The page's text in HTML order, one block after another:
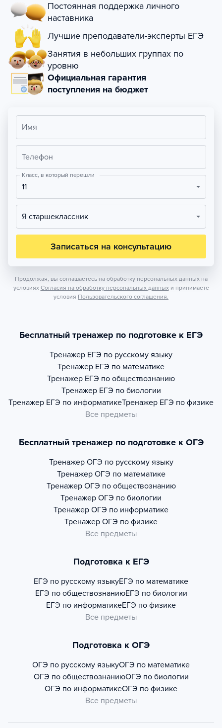
Постоянная поддержка личного
наставника
Лучшие преподаватели-эксперты ЕГЭ
Занятия в небольших группах по
уровню
Официальная гарантия
поступления на бюджет
Имя
Телефон
Класс, в который перешли
11
Я старшеклассник
Записаться на консультацию
Продолжая, вы соглашаетесь на обработку персональных данных на
условиях Согласия на обработку персональных данных и принимаете
условия Пользовательского соглашения.
Бесплатный тренажер по подготовке к ЕГЭ
Тренажер ЕГЭ по русскому языку
Тренажер ЕГЭ по математике
Тренажер ЕГЭ по обществознанию
Тренажер ЕГЭ по биологии
Тренажер ЕГЭ по информатикеТренажер ЕГЭ по физике
Все предметы
Бесплатный тренажер по подготовке к ОГЭ
Тренажер ОГЭ по русскому языку
Тренажер ОГЭ по математике
Тренажер ОГЭ по обществознанию
Тренажер ОГЭ по биологии
Тренажер ОГЭ по информатике
Тренажер ОГЭ по физике
Все предметы
Подготовка к ЕГЭ
ЕГЭ по русскому языкуЕГЭ по математике
ЕГЭ по обществознаниюЕГЭ по биологии
ЕГЭ по информатикеЕГЭ по физике
Все предметы
Подготовка к ОГЭ
ОГЭ по русскому языкуОГЭ по математике
ОГЭ по обществознаниюОГЭ по биологии
ОГЭ по информатикеОГЭ по физике
Все предметы